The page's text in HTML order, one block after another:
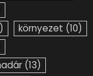
környezet (10)
(13)